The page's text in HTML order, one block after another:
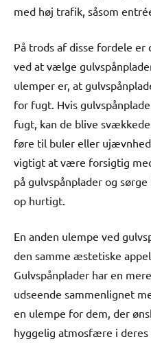
med høj trafik, såsom
På trods af disse fordele
ved at vælge
ulemper er, at
for fugt. Hvis
fugt, kan de blive
føre til buler eller
vigtigt at være forsigtig
på gulvspånplader og
op hurtigt.
En anden ulempe ved
den samme æstetiske
Gulvspånplader har en
udseende sammenlignet
en ulempe for dem, der
hyggelig atmosfære i deres